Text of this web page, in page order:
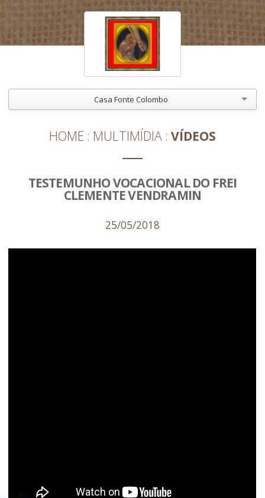
Casa Fonte Colombo
HOME MULTIMÍDIA VÍDEOS
TESTEMUNHO VOCACIONAL DO FREI
CLEMENTE VENDRAMIN
25/05/2018